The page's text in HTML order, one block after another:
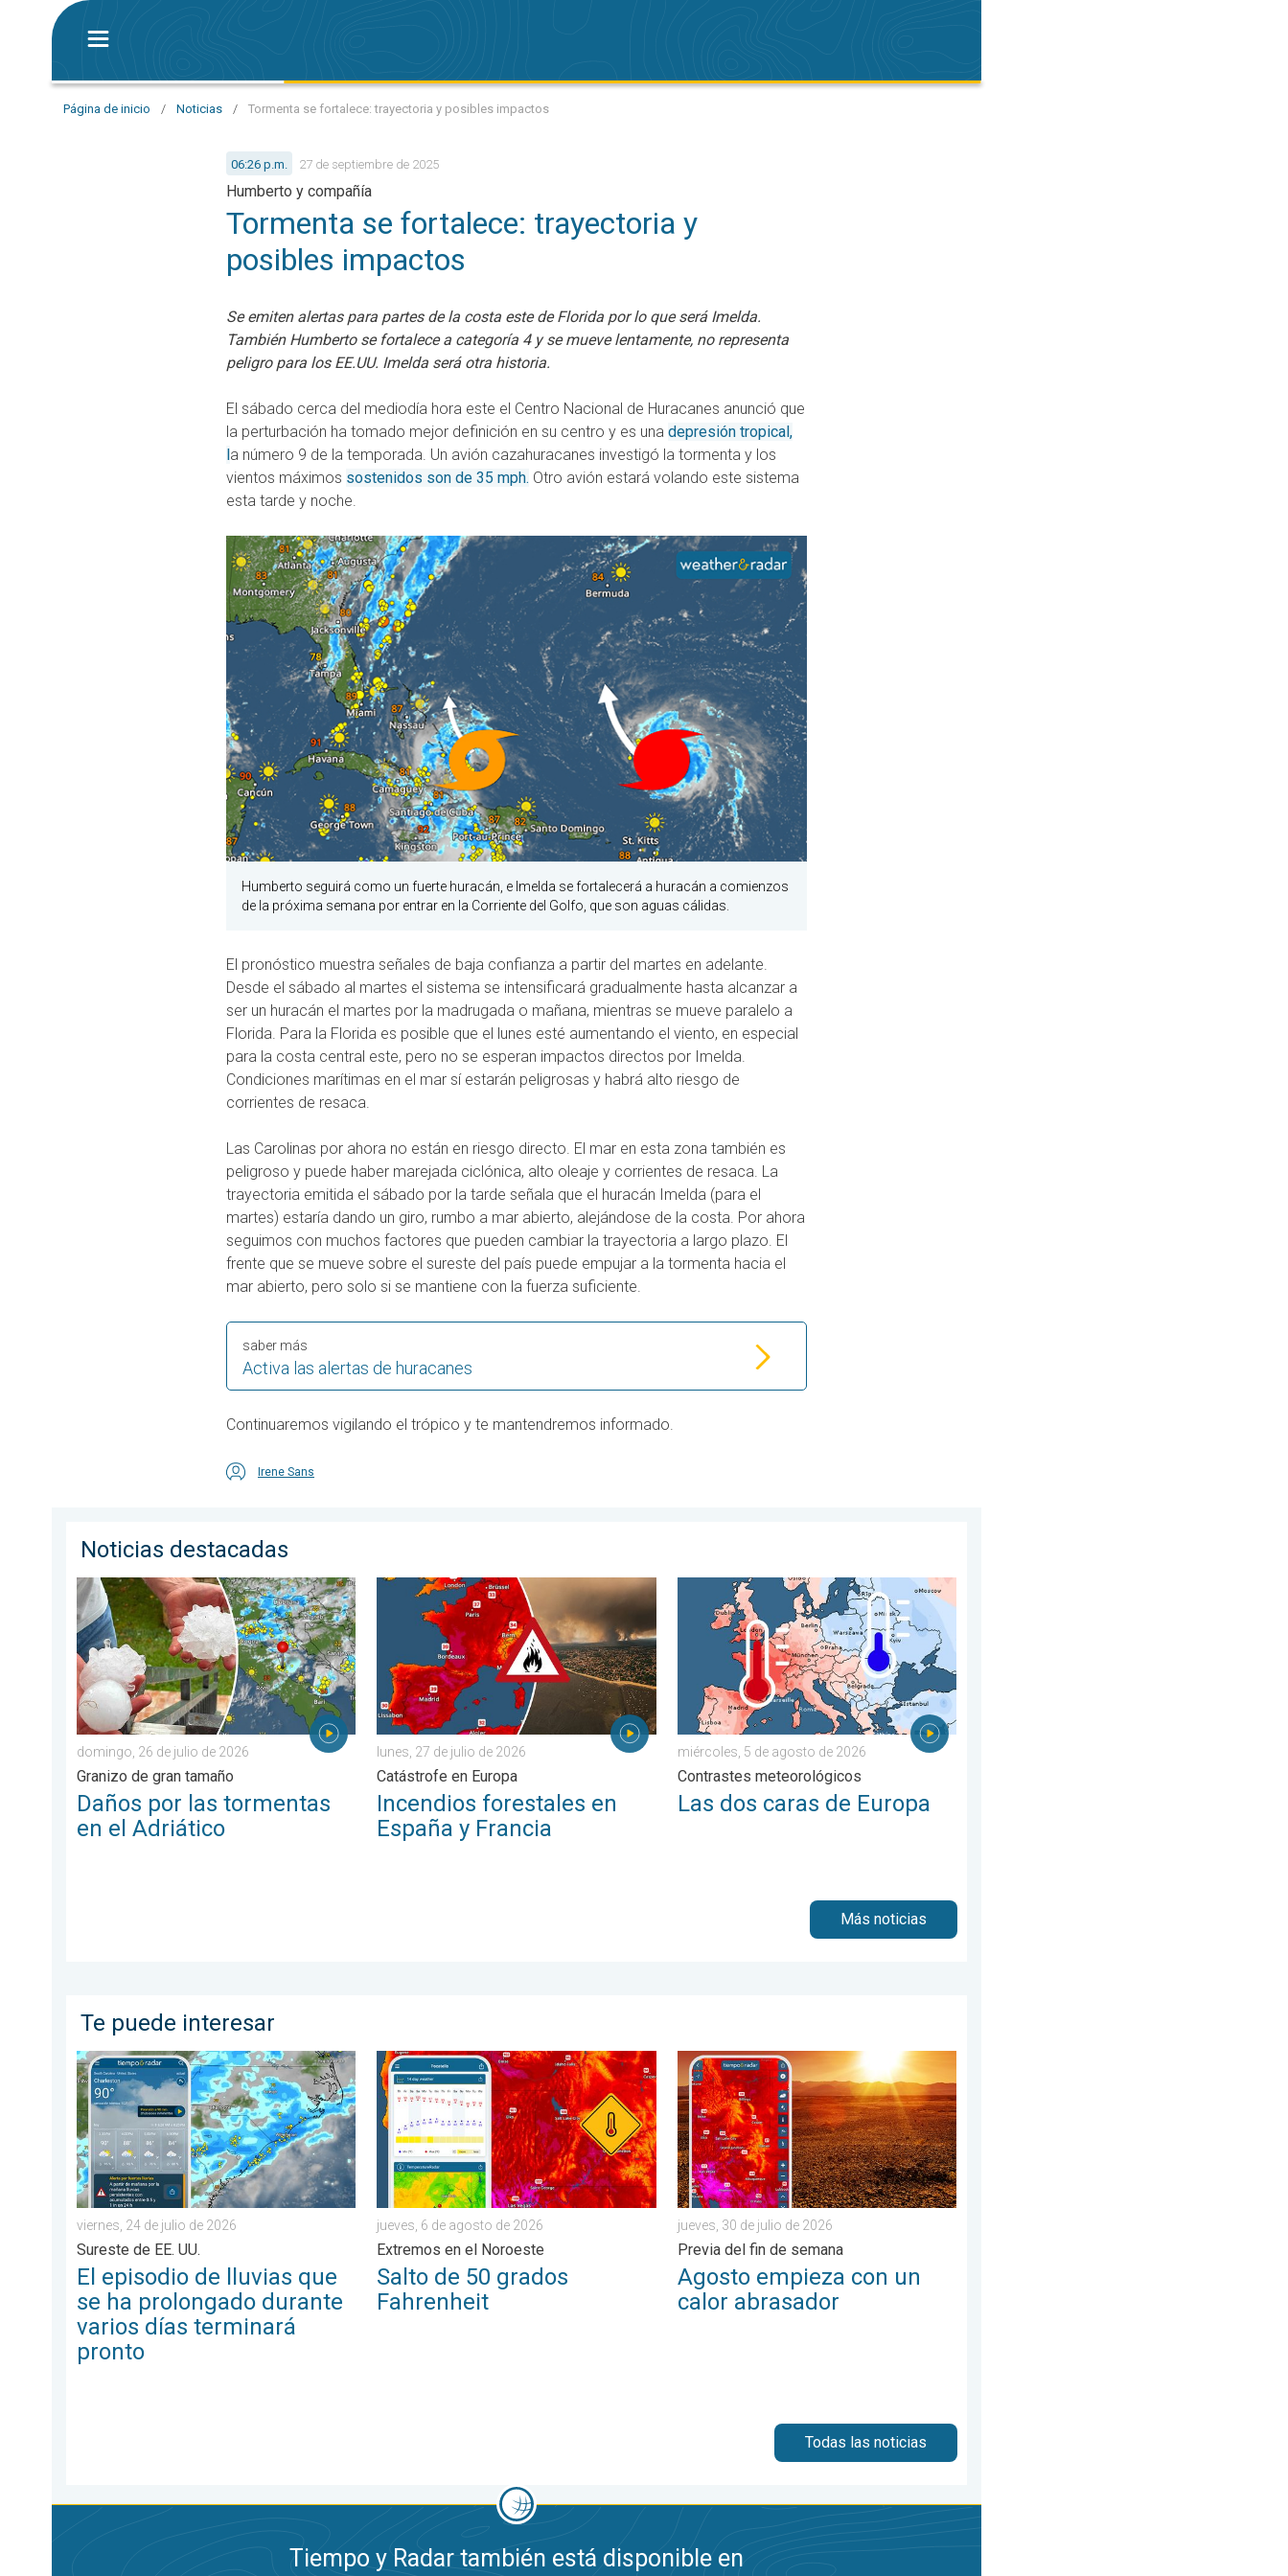
Página de inicio / Noticias / Tormenta se fortalece: trayectoria y posibles impactos
06:26 p.m. 27 de septiembre de 2025
Humberto y compañía
Tormenta se fortalece: trayectoria y
posibles impactos
Se emiten alertas para partes de la costa este de Florida por lo que será Imelda.
También Humberto se fortalece a categoría 4 y se mueve lentamente, no representa
peligro para los EE.UU. Imelda será otra historia.
El sábado cerca del mediodía hora este el Centro Nacional de Huracanes anunció que
la perturbación ha tomado mejor definición en su centro y es una depresión tropical,
la número 9 de la temporada. Un avión cazahuracanes investigó la tormenta y los
vientos máximos sostenidos son de 35 mph. Otro avión estará volando este sistema
esta tarde y noche.
Humberto seguirá como un fuerte huracán, e Imelda se fortalecerá a huracán a comienzos
de la próxima semana por entrar en la Corriente del Golfo, que son aguas cálidas.
El pronóstico muestra señales de baja confianza a partir del martes en adelante.
Desde el sábado al martes el sistema se intensificará gradualmente hasta alcanzar a
ser un huracán el martes por la madrugada o mañana, mientras se mueve paralelo a
Florida. Para la Florida es posible que el lunes esté aumentando el viento, en especial
para la costa central este, pero no se esperan impactos directos por Imelda.
Condiciones marítimas en el mar sí estarán peligrosas y habrá alto riesgo de
corrientes de resaca.
Las Carolinas por ahora no están en riesgo directo. El mar en esta zona también es
peligroso y puede haber marejada ciclónica, alto oleaje y corrientes de resaca. La
trayectoria emitida el sábado por la tarde señala que el huracán Imelda (para el
martes) estaría dando un giro, rumbo a mar abierto, alejándose de la costa. Por ahora
seguimos con muchos factores que pueden cambiar la trayectoria a largo plazo. El
frente que se mueve sobre el sureste del país puede empujar a la tormenta hacia el
mar abierto, pero solo si se mantiene con la fuerza suficiente.
Activa las alertas de huracanes
saber más
Continuaremos vigilando el trópico y te mantendremos informado.
Irene Sans
Noticias destacadas
Daños por las tormentas en el Adriático. Granizo de gran tamaño. . . domingo, 26 de julio de 2026
domingo, 26 de julio de 2026
Granizo de gran tamaño
Daños por las tormentas
en el Adriático
Incendios forestales en España y Francia. Catástrofe en Europa. . . lunes, 27 de julio de 2026
lunes, 27 de julio de 2026
Catástrofe en Europa
Incendios forestales en
España y Francia
Las dos caras de Europa. Contrastes meteorológicos. . . miércoles, 5 de agosto de 2026
miércoles, 5 de agosto de 2026
Contrastes meteorológicos
Las dos caras de Europa
Más noticias
Te puede interesar
El episodio de lluvias que se ha prolongado durante varios días terminará pronto. Sureste de EE. UU.. . . viernes, 24 de julio de 2026
viernes, 24 de julio de 2026
Sureste de EE. UU.
El episodio de lluvias que
se ha prolongado durante
varios días terminará
pronto
Salto de 50 grados Fahrenheit. Extremos en el Noroeste. . . jueves, 6 de agosto de 2026
jueves, 6 de agosto de 2026
Extremos en el Noroeste
Salto de 50 grados
Fahrenheit
Agosto empieza con un calor abrasador. Previa del fin de semana. . . jueves, 30 de julio
jueves, 30 de julio de 2026
Previa del fin de semana
Agosto empieza con un
calor abrasador
Todas las noticias
Tiempo y Radar también está disponible en